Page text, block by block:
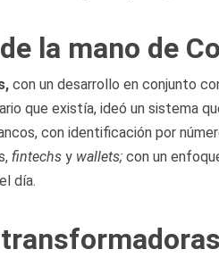
la mano de
con un desarrollo en conjunto
que existía, ideó un sistema
con identificación por
fintechs y wallets; con un
día.